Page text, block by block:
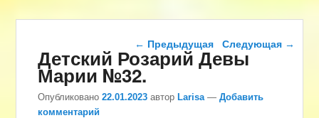
Навигация по записям
← Предыдущая Следующая →
Детский Розарий Девы
Марии №32.
Опубликовано22.01.2023 авторLarisa —Добавить
комментарий